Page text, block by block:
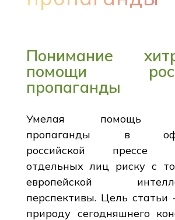
Понимание
помощи
пропаганды
Умелая помощь
пропаганды в
российской прессе
отдельных лиц риску с
европейской
перспективы. Цель статьи
природу сегодняшнего